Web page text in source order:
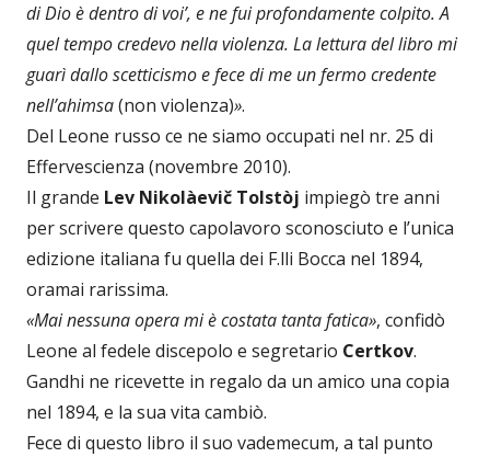
di Dio è dentro di voi’, e ne fui profondamente colpito. A
quel tempo credevo nella violenza. La lettura del libro mi
guarì dallo scetticismo e fece di me un fermo credente
nell’ahimsa(non violenza)».
Del Leone russo ce ne siamo occupati nel nr. 25 di
Effervescienza (novembre 2010).
Il grande Lev Nikolàevič Tolstòj impiegò tre anni
per scrivere questo capolavoro sconosciuto e l’unica
edizione italiana fu quella dei F.lli Bocca nel 1894,
oramai rarissima.
«Mai nessuna opera mi è costata tanta fatica», confidò
Leone al fedele discepolo e segretario Certkov.
Gandhi ne ricevette in regalo da un amico una copia
nel 1894, e la sua vita cambiò.
Fece di questo libro il suo vademecum, a tal punto